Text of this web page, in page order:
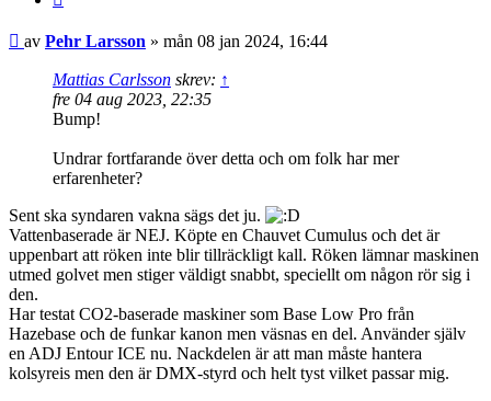
Inlägg
av Pehr Larsson » mån 08 jan 2024, 16:44
Mattias Carlsson skrev: ↑
fre 04 aug 2023, 22:35
Bump!
Undrar fortfarande över detta och om folk har mer
erfarenheter?
Sent ska syndaren vakna sägs det ju.
Vattenbaserade är NEJ. Köpte en Chauvet Cumulus och det är
uppenbart att röken inte blir tillräckligt kall. Röken lämnar maskinen
utmed golvet men stiger väldigt snabbt, speciellt om någon rör sig i
den.
Har testat CO2-baserade maskiner som Base Low Pro från
Hazebase och de funkar kanon men väsnas en del. Använder själv
en ADJ Entour ICE nu. Nackdelen är att man måste hantera
kolsyreis men den är DMX-styrd och helt tyst vilket passar mig.